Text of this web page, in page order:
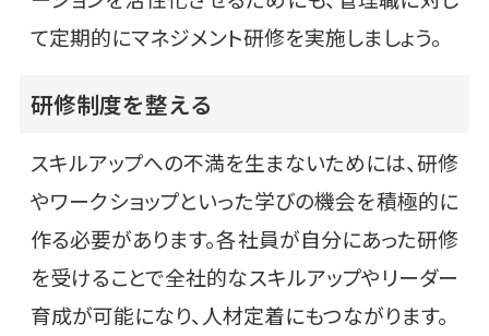
て定期的にマネジメント研修を実施しましょう。
研修制度を整える
スキルアップへの不満を生まないためには、研修
やワークショップといった学びの機会を積極的に
作る必要があります。各社員が自分にあった研修
を受けることで全社的なスキルアップやリーダー
育成が可能になり、人材定着にもつながります。